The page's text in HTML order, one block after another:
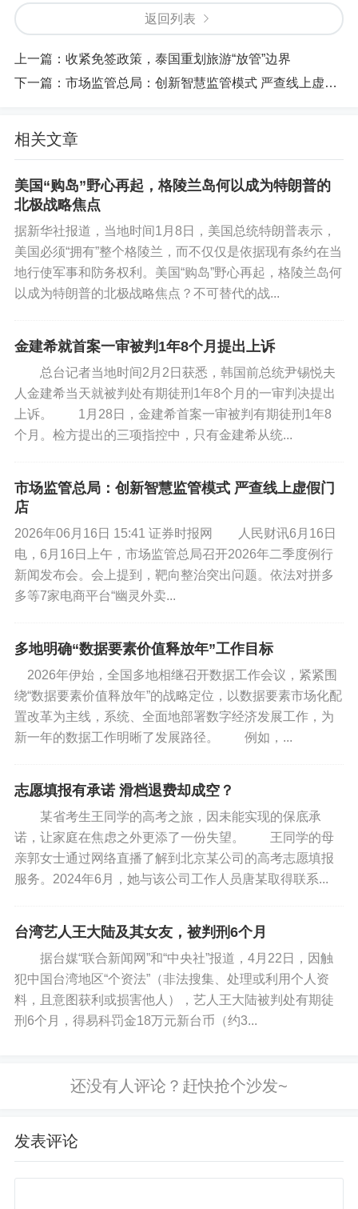
返回列表
上一篇： 收紧免签政策，泰国重划旅游“放管”边界
下一篇： 市场监管总局：创新智慧监管模式 严查线上虚假门店
相关文章
美国“购岛”野心再起，格陵兰岛何以成为特朗普的
北极战略焦点
据新华社报道，当地时间1月8日，美国总统特朗普表示，
美国必须“拥有”整个格陵兰，而不仅仅是依据现有条约在当
地行使军事和防务权利。美国“购岛”野心再起，格陵兰岛何
以成为特朗普的北极战略焦点？不可替代的战...
金建希就首案一审被判1年8个月提出上诉
总台记者当地时间2月2日获悉，韩国前总统尹锡悦夫
人金建希当天就被判处有期徒刑1年8个月的一审判决提出
上诉。 1月28日，金建希首案一审被判有期徒刑1年8
个月。检方提出的三项指控中，只有金建希从统...
市场监管总局：创新智慧监管模式 严查线上虚假门
店
2026年06月16日 15:41 证券时报网 人民财讯6月16日
电，6月16日上午，市场监管总局召开2026年二季度例行
新闻发布会。会上提到，靶向整治突出问题。依法对拼多
多等7家电商平台“幽灵外卖...
多地明确“数据要素价值释放年”工作目标
2026年伊始，全国多地相继召开数据工作会议，紧紧围
绕“数据要素价值释放年”的战略定位，以数据要素市场化配
置改革为主线，系统、全面地部署数字经济发展工作，为
新一年的数据工作明晰了发展路径。 例如，...
志愿填报有承诺 滑档退费却成空？
某省考生王同学的高考之旅，因未能实现的保底承
诺，让家庭在焦虑之外更添了一份失望。 王同学的母
亲郭女士通过网络直播了解到北京某公司的高考志愿填报
服务。2024年6月，她与该公司工作人员唐某取得联系...
台湾艺人王大陆及其女友，被判刑6个月
据台媒“联合新闻网”和“中央社”报道，4月22日，因触
犯中国台湾地区“个资法”（非法搜集、处理或利用个人资
料，且意图获利或损害他人），艺人王大陆被判处有期徒
刑6个月，得易科罚金18万元新台币（约3...
发表评论